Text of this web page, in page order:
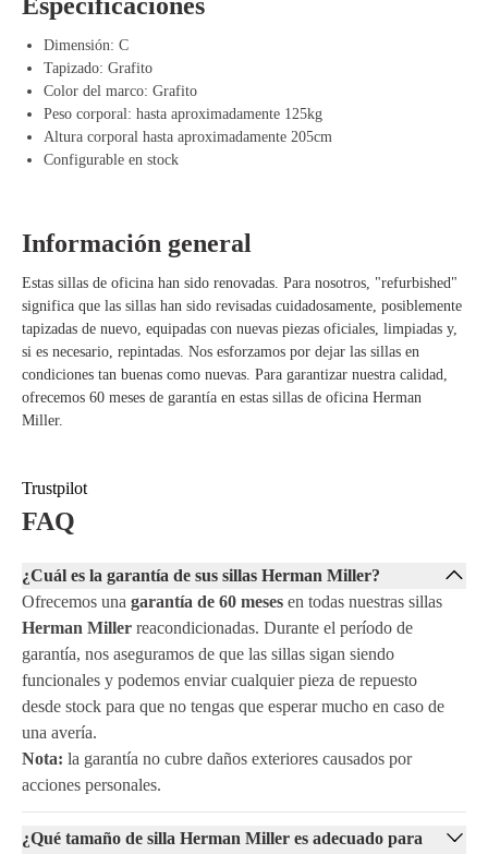
Ventajas de Herman Miller Aeron Grafito
Ajuste perfecto para usuarios de tamaño mediano – Comodidad y
ergonomía en uno.
Malla Pellicle transpirable – Evita la acumulación de calor y fomenta
la ventilación.
Mecanismo Kinemat – Soporta movimientos naturales y una postura
prolongado.
Totalmente ajustable – Ajusta la silla con varias opciones, desde
básica hasta totalmente equipada.
Diseño moderno y elegante – El acabado en Grafito ofrece una
apariencia lujosa y profesional.
Dimensión: C
Tapizado: Grafito
Color del marco: Grafito
Peso corporal: hasta aproximadamente 125kg
Altura corporal hasta aproximadamente 205cm
Configurable en stock
Información general
Estas sillas de oficina han sido renovadas. Para nosotros, "refurbished"
significa que las sillas han sido revisadas cuidadosamente, posiblemente
tapizadas de nuevo, equipadas con nuevas piezas oficiales, limpiadas y,
si es necesario, repintadas. Nos esforzamos por dejar las sillas en
condiciones tan buenas como nuevas. Para garantizar nuestra calidad,
ofrecemos 60 meses de garantía en estas sillas de oficina Herman
Miller.
Trustpilot
FAQ
¿Cuál es la garantía de sus sillas Herman Miller?
Ofrecemos una garantía de 60 meses en todas nuestras sillas
Herman Miller reacondicionadas. Durante el período de
garantía, nos aseguramos de que las sillas sigan siendo
funcionales y podemos enviar cualquier pieza de repuesto
desde stock para que no tengas que esperar mucho en caso de
una avería.
Nota: la garantía no cubre daños exteriores causados por
acciones personales.
¿Qué tamaño de silla Herman Miller es adecuado para